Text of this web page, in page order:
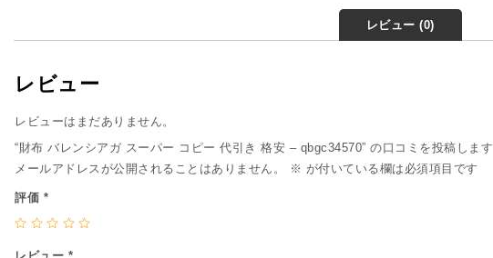
レビュー (0)
レビュー
レビューはまだありません。
“財布 バレンシアガ スーパー コピー 代引き 格安 – qbgc34570” の口コミを投稿します
メールアドレスが公開されることはありません。
※ が付いている欄は必須項目です
評価 *